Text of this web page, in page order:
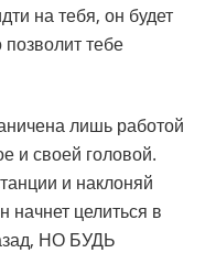
на тебя, он будет
позволит тебе
лишь работой
и своей головой.
и наклоняй
начнет целиться в
НО БУДЬ